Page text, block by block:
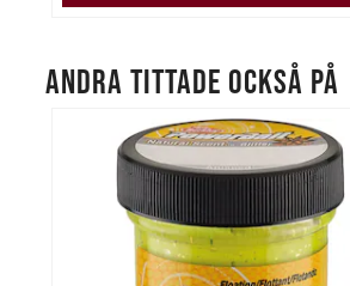
ANDRA TITTADE OCKSÅ PÅ